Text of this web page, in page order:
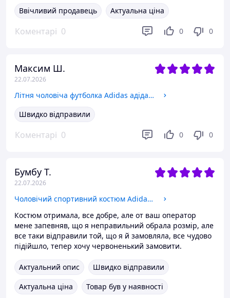
Ввічливий продавець
Актуальна ціна
Коментарі 0 0 0
Максим Ш.
22.07.2026
Літня чоловіча футболка Adidas адідас два кольори бавовняна Турецька тканина XL
Швидко відправили
Коментарі 0 0 0
Бумбу Т.
22.07.2026
Чоловічий спортивний костюм Adidas Адідас. Спортивний костюм чоловічий Адідас. Спортивний костюм Adidas XL
Костюм отримала, все добре, але от ваш оператор
мене запевняв, що я неправильний обрала розмір, але
все таки відправили той, що я й замовляла, все чудово
підійшло, тепер хочу червоненький замовити.
Актуальний опис
Швидко відправили
Актуальна ціна
Товар був у наявності